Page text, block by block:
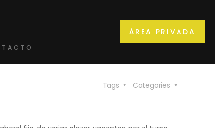
ÁREA PRIVADA
Categories
Tags